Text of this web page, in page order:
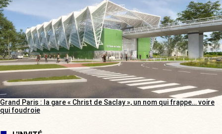
Grand Paris : la gare « Christ de Saclay », un nom qui frappe… voire
qui foudroie